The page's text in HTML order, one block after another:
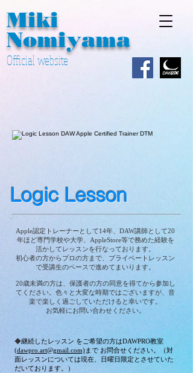
Miki
Nomiyama
Official website
Logic Lesson
Apple認定トレーナーとして14年、DAW講師として20
年ほど専門学校や大学、AppleStore等で務めた経験を
活かしてレッスンを行なっております。
初心者の方からプロの方まで、 プライベートレッスン
で受講生のペースで進めてまいります。
20歳未満の方は、保護者の方の同意を得てから参加し
てください。 色々と大変な時期ではございますが、音
楽で楽しく過ごしていただけると幸いです。
お気軽にお問い合わせください。
◆継続したレッスン をご希望の方はDAWPRO教室
(dawpro.art@gmail.com)まで お問合せください。（対
面レッスンについては現在、日曜日限定とさせていた
だいております。）